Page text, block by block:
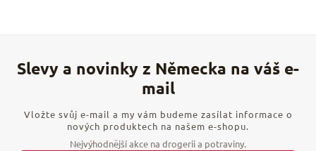
Vložte svůj e-mail a my vám budeme zasílat informace o
nových produktech na našem e-shopu.